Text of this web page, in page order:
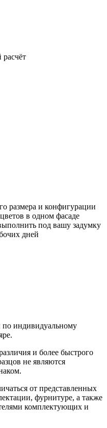
размера и конфигурации
в одном фасаде
под вашу задумку
дней
по индивидуальному
и более быстрого
не являются
от представленных
фурнитуре, а также
комплектующих и